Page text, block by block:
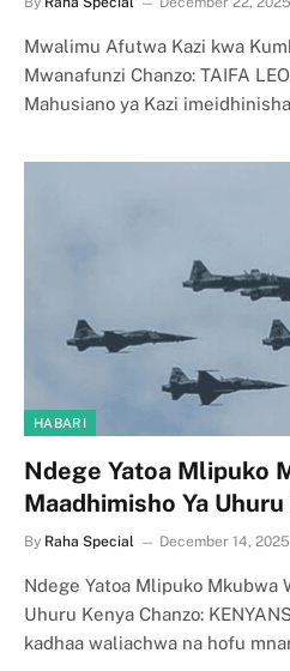
Mwalimu Afutwa Kazi kwa
Mwanafunzi Chanzo: TAIFA
Mahusiano ya Kazi
HABARI
Ndege Yatoa Mlipuko
Maadhimisho Ya
By Raha Special December 14, 2025
Ndege Yatoa Mlipuko Mkubwa
Uhuru Kenya Chanzo:
kadhaa waliachwa na hofu